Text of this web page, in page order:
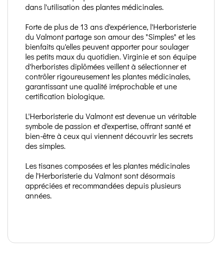
dans l'utilisation des plantes médicinales.
Forte de plus de 13 ans d'expérience, l'Herboristerie
du Valmont partage son amour des "Simples" et les
bienfaits qu'elles peuvent apporter pour soulager
les petits maux du quotidien. Virginie et son équipe
d'herboristes diplômées veillent à sélectionner et
contrôler rigoureusement les plantes médicinales,
garantissant une qualité irréprochable et une
certification biologique.
L'Herboristerie du Valmont est devenue un véritable
symbole de passion et d'expertise, offrant santé et
bien-être à ceux qui viennent découvrir les secrets
des simples.
Les tisanes composées et les plantes médicinales
de l'Herboristerie du Valmont sont désormais
appréciées et recommandées depuis plusieurs
années.